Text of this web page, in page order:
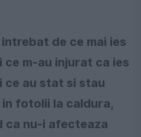
de ce mai ies
m-au injurat ca ies
ce au stat si stau
fotolii la caldura,
ca nu-i afecteaza